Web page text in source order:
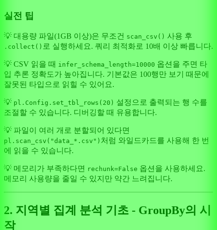
실전 팁
💡 대용량 파일(1GB 이상)은 무조건 scan_csv() 사용 후
.collect() 로 실행하세요. 쿼리 최적화로 10배 이상 빠릅니다.
💡 CSV 읽을 때 infer_schema_length=10000 옵션을 주면 타
입 추론 정확도가 높아집니다. 기본값은 100행만 보기 때문에
잘못된 타입으로 읽힐 수 있어요.
💡 pl.Config.set_tbl_rows(20) 설정으로 출력되는 행 수를
조절할 수 있습니다. 디버깅할 때 유용합니다.
💡 파일이 여러 개로 분할되어 있다면
pl.scan_csv("data_*.csv") 처럼 와일드카드를 사용해 한 번
에 읽을 수 있습니다.
💡 메모리가 부족하다면 rechunk=False 옵션을 사용하세요.
메모리 사용량을 줄일 수 있지만 약간 느려집니다.
2. 지역별 집계 분석 기초 - GroupBy의 시
작